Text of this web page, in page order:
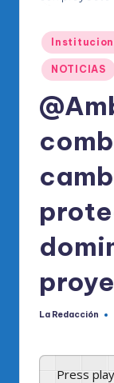
O
al
el
R
M
Publicado
en
NOTICIAS
Publicado
La Redacción
Press